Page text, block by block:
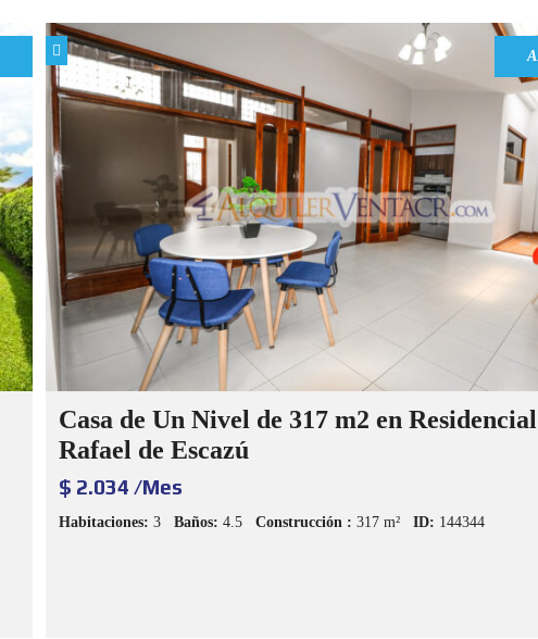
Casa de Un Nivel de 317 m2 en
Rafael de Escazú
$ 2.034 /Mes
Habitaciones: 3 Baños: 4.5 Construcción : 317 m² ID: 144344